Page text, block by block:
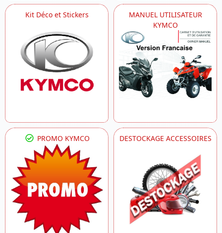
Kit Déco et Stickers
MANUEL UTILISATEUR
KYMCO
PROMO KYMCO DESTOCKAGE ACCESSOIRES